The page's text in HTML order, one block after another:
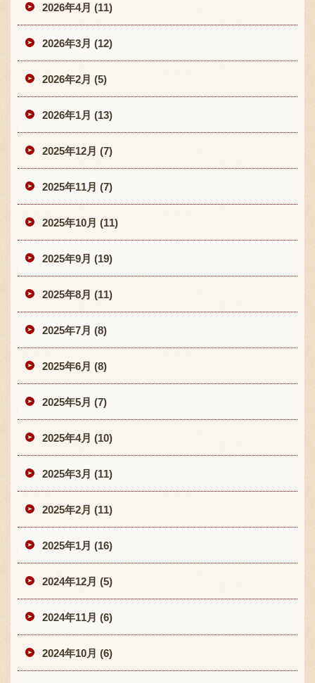
2026年4月 (11)
2026年3月 (12)
2026年2月 (5)
2026年1月 (13)
2025年12月 (7)
2025年11月 (7)
2025年10月 (11)
2025年9月 (19)
2025年8月 (11)
2025年7月 (8)
2025年6月 (8)
2025年5月 (7)
2025年4月 (10)
2025年3月 (11)
2025年2月 (11)
2025年1月 (16)
2024年12月 (5)
2024年11月 (6)
2024年10月 (6)